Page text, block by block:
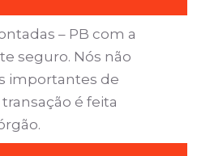
– PB com a
seguro. Nós não
importantes de
é feita